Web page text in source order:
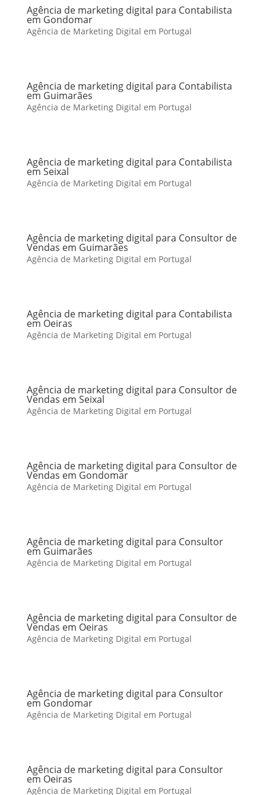
Agência de marketing digital para Contabilista
em Gondomar
Agência de Marketing Digital em Portugal
Agência de marketing digital para Contabilista
em Guimarães
Agência de Marketing Digital em Portugal
Agência de marketing digital para Contabilista
em Seixal
Agência de Marketing Digital em Portugal
Agência de marketing digital para Consultor de
Vendas em Guimarães
Agência de Marketing Digital em Portugal
Agência de marketing digital para Contabilista
em Oeiras
Agência de Marketing Digital em Portugal
Agência de marketing digital para Consultor de
Vendas em Seixal
Agência de Marketing Digital em Portugal
Agência de marketing digital para Consultor de
Vendas em Gondomar
Agência de Marketing Digital em Portugal
Agência de marketing digital para Consultor
em Guimarães
Agência de Marketing Digital em Portugal
Agência de marketing digital para Consultor de
Vendas em Oeiras
Agência de Marketing Digital em Portugal
Agência de marketing digital para Consultor
em Gondomar
Agência de Marketing Digital em Portugal
Agência de marketing digital para Consultor
em Oeiras
Agência de Marketing Digital em Portugal